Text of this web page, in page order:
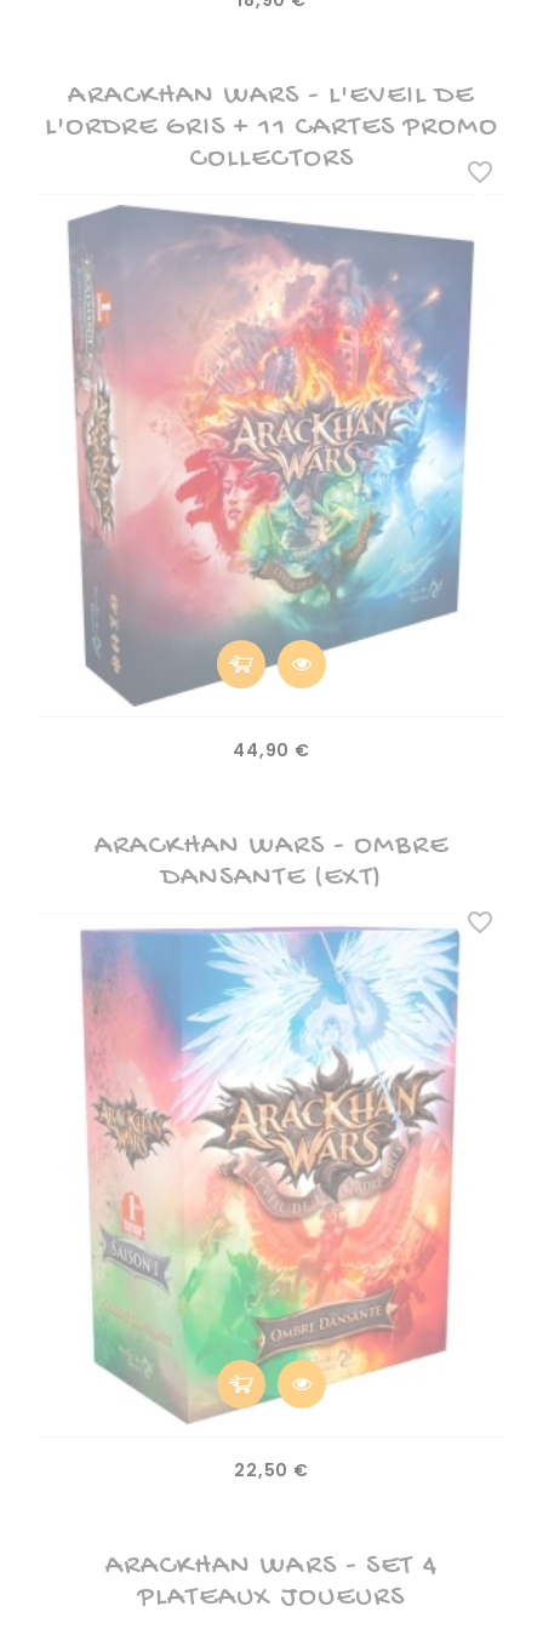
ARACKHAN WARS - L'EVEIL DE
L'ORDRE GRIS + 11 CARTES PROMO
COLLECTORS
44,90 €
favorite_border
ARACKHAN WARS - OMBRE
DANSANTE (EXT)
22,50 €
favorite_border
ARACKHAN WARS - SET 4
PLATEAUX JOUEURS